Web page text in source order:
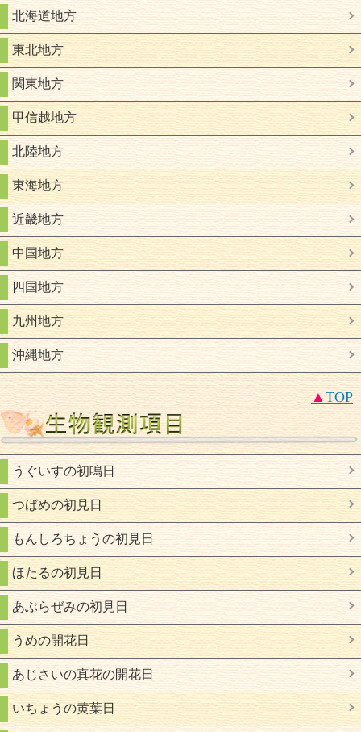
北海道地方
東北地方
関東地方
甲信越地方
北陸地方
東海地方
近畿地方
中国地方
四国地方
九州地方
沖縄地方
▲ TOP
うぐいすの初鳴日
つばめの初見日
もんしろちょうの初見日
ほたるの初見日
あぶらぜみの初見日
うめの開花日
あじさいの真花の開花日
いちょうの黄葉日